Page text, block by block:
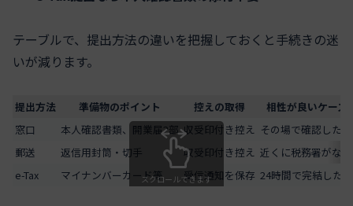
テーブルで、提出方法の違いを把握しておくと手続きの迷
いが減ります。
提出方法 準備物のポイント 控えの取得
相性が良いケース
窓口
本人確認書類、開業届2部 収受印付き控え その場で確認したい
郵送
返信用封筒・切手 収受印付き控え 近くに税務署がない
e-Tax
マイナンバーカード等 受信通知を保存 24時間で完結したい
スクロールできます